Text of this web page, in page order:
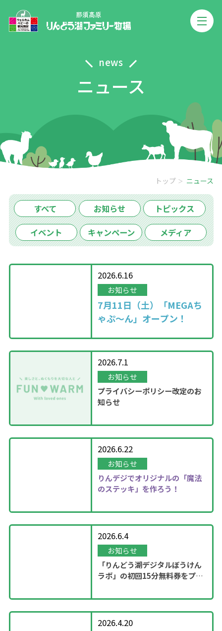
news
ニュース
トップ ニュース
すべて お知らせ トピックス
イベント キャンペーン メディア
2026.6.16
お知らせ
7月11日（土）「MEGAち
ゃぷ～ん」オープン！
2026.7.1
お知らせ
プライバシーポリシー改定のお
知らせ
2026.6.22
お知らせ
りんデジでオリジナルの「魔法
のステッキ」を作ろう！
2026.6.4
お知らせ
「りんどう湖デジタルぼうけん
ラボ」の初回15分無料券をプレ
2026.4.20